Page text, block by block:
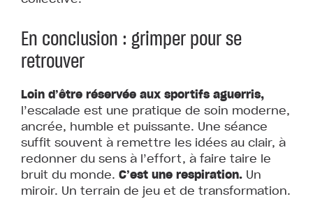
En conclusion : grimper pour se
retrouver
Loin d’être réservée aux sportifs aguerris,
l’escalade est une pratique de soin moderne,
ancrée, humble et puissante. Une séance
suffit souvent à remettre les idées au clair, à
redonner du sens à l’effort, à faire taire le
bruit du monde. C’est une respiration. Un
miroir. Un terrain de jeu et de transformation.